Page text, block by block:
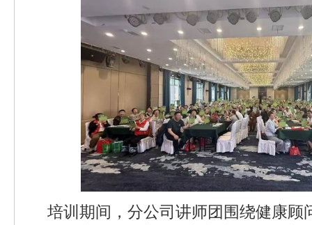
培训期间，分公司讲师团围绕健康顾